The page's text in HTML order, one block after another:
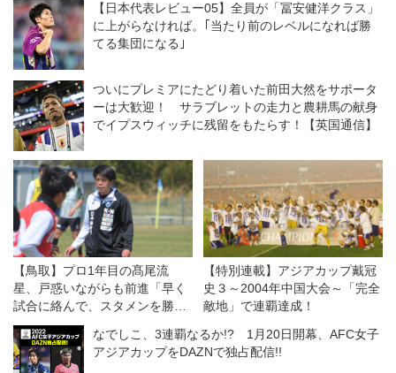
【日本代表レビュー05】全員が「冨安健洋クラス」
に上がらなければ。｢当たり前のレベルになれば勝
てる集団になる｣
ついにプレミアにたどり着いた前田大然をサポータ
ーは大歓迎！ サラブレットの走力と農耕馬の献身
でイプスウィッチに残留をもたらす！【英国通信】
【鳥取】プロ1年目の髙尾流
星、戸惑いながらも前進「早く
試合に絡んで、スタメンを勝ち
取れるように」
【特別連載】アジアカップ戴冠
史３～2004年中国大会～「完全
敵地」で連覇達成！
なでしこ、3連覇なるか!? 1月20日開幕、AFC女子
アジアカップをDAZNで独占配信!!